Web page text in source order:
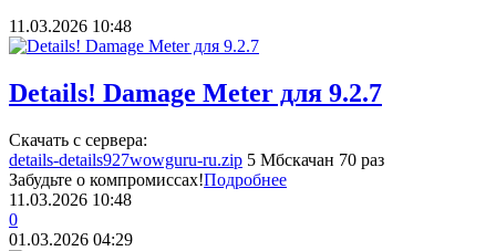
11.03.2026 10:48
Details! Damage Meter для 9.2.7
Скачать с сервера:
details-details927wowguru-ru.zip 5 Мбскачан 70 раз
Забудьте о компромиссах!Подробнее
11.03.2026 10:48
0
01.03.2026 04:29